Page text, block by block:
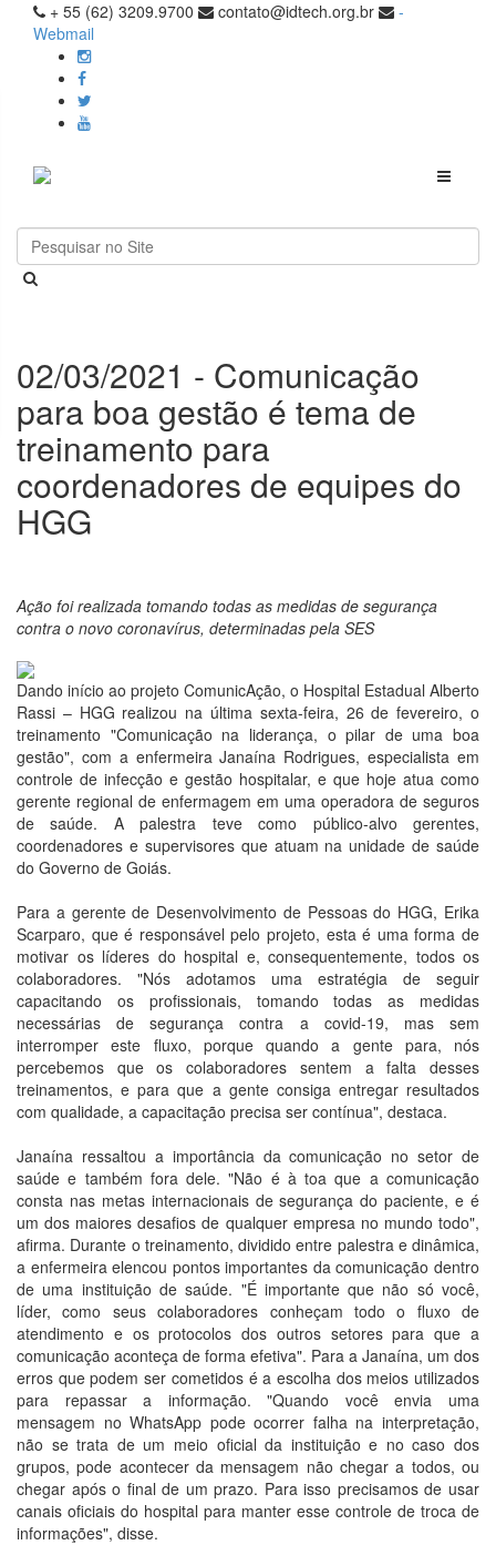
+ 55 (62) 3209.9700 contato@idtech.org.br
-
Webmail
Toggle
02/03/2021 - Comunicação
para boa gestão é tema de
treinamento para
coordenadores de equipes do
HGG
Ação foi realizada tomando todas as medidas de segurança
contra o novo coronavírus, determinadas pela SES
Dando início ao projeto ComunicAção, o Hospital Estadual Alberto
Rassi – HGG realizou na última sexta-feira, 26 de fevereiro, o
treinamento "Comunicação na liderança, o pilar de uma boa
gestão", com a enfermeira Janaína Rodrigues, especialista em
controle de infecção e gestão hospitalar, e que hoje atua como
gerente regional de enfermagem em uma operadora de seguros
de saúde. A palestra teve como público-alvo gerentes,
coordenadores e supervisores que atuam na unidade de saúde
do Governo de Goiás.
Para a gerente de Desenvolvimento de Pessoas do HGG, Erika
Scarparo, que é responsável pelo projeto, esta é uma forma de
motivar os líderes do hospital e, consequentemente, todos os
colaboradores. "Nós adotamos uma estratégia de seguir
capacitando os profissionais, tomando todas as medidas
necessárias de segurança contra a covid-19, mas sem
interromper este fluxo, porque quando a gente para, nós
percebemos que os colaboradores sentem a falta desses
treinamentos, e para que a gente consiga entregar resultados
com qualidade, a capacitação precisa ser contínua", destaca.
Janaína ressaltou a importância da comunicação no setor de
saúde e também fora dele. "Não é à toa que a comunicação
consta nas metas internacionais de segurança do paciente, e é
um dos maiores desafios de qualquer empresa no mundo todo",
afirma. Durante o treinamento, dividido entre palestra e dinâmica,
a enfermeira elencou pontos importantes da comunicação dentro
de uma instituição de saúde. "É importante que não só você,
líder, como seus colaboradores conheçam todo o fluxo de
atendimento e os protocolos dos outros setores para que a
comunicação aconteça de forma efetiva". Para a Janaína, um dos
erros que podem ser cometidos é a escolha dos meios utilizados
para repassar a informação. "Quando você envia uma
mensagem no WhatsApp pode ocorrer falha na interpretação,
não se trata de um meio oficial da instituição e no caso dos
grupos, pode acontecer da mensagem não chegar a todos, ou
chegar após o final de um prazo. Para isso precisamos de usar
canais oficiais do hospital para manter esse controle de troca de
informações", disse.